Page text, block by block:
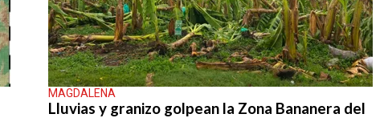
MAGDALENA
Lluvias y granizo golpean la Zona Bananera del